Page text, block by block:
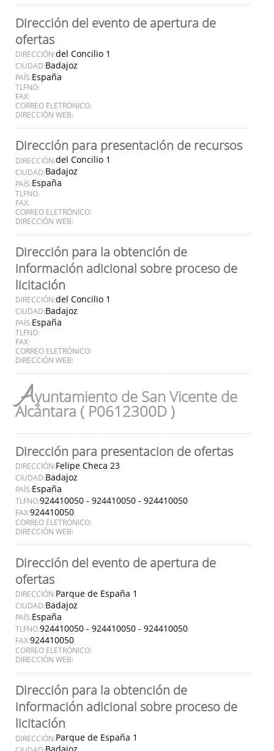
Dirección del evento de apertura de
ofertas
DIRECCIÓN:del Concilio 1
CIUDAD:Badajoz
PAÍS:España
TLFNO:
FAX:
CORREO ELETRÓNICO:
DIRECCIÓN WEB:
Dirección para presentación de recursos
DIRECCIÓN:del Concilio 1
CIUDAD:Badajoz
PAÍS:España
TLFNO:
FAX:
CORREO ELETRÓNICO:
DIRECCIÓN WEB:
Dirección para la obtención de
información adicional sobre proceso de
licitación
DIRECCIÓN:del Concilio 1
CIUDAD:Badajoz
PAÍS:España
TLFNO:
FAX:
CORREO ELETRÓNICO:
DIRECCIÓN WEB:
Ayuntamiento de San Vicente de
Alcántara ( P0612300D )
Dirección para presentacion de ofertas
DIRECCIÓN:Felipe Checa 23
CIUDAD:Badajoz
PAÍS:España
TLFNO:924410050 - 924410050 - 924410050
FAX:924410050
CORREO ELETRÓNICO:
DIRECCIÓN WEB:
Dirección del evento de apertura de
ofertas
DIRECCIÓN:Parque de España 1
CIUDAD:Badajoz
PAÍS:España
TLFNO:924410050 - 924410050 - 924410050
FAX:924410050
CORREO ELETRÓNICO:
DIRECCIÓN WEB:
Dirección para la obtención de
información adicional sobre proceso de
licitación
DIRECCIÓN:Parque de España 1